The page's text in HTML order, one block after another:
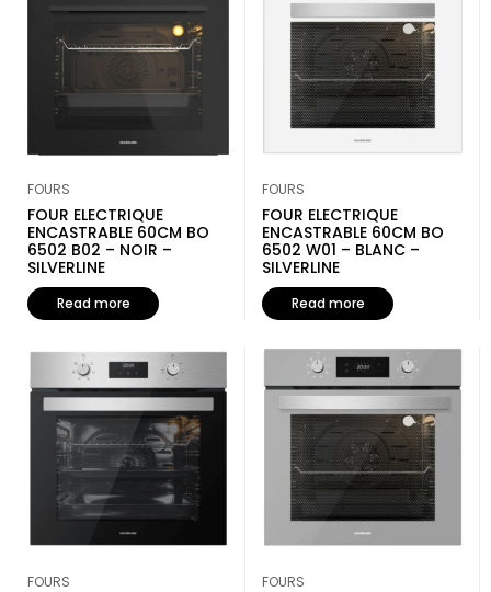
FOURS
FOUR ELECTRIQUE
ENCASTRABLE 60CM BO
6502 B02 – NOIR –
SILVERLINE
Read more
FOURS
FOUR ELECTRIQUE
ENCASTRABLE 60CM BO
6502 W01 – BLANC –
SILVERLINE
Read more
FOURS FOURS